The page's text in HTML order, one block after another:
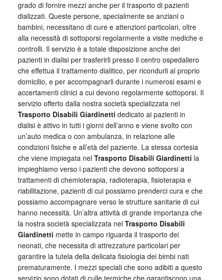
grado di fornire mezzi anche per il trasporto di pazienti
dializzati. Queste persone, specialmente se anziani o
bambini, necessitano di cure e attenzioni particolari, oltre
alla necessità di sottoporsi regolarmente a visite mediche e
controlli. Il servizio è a totale disposizione anche dei
pazienti in dialisi per trasferirli presso il centro ospedaliero
che effettua il trattamento dialitico, per ricondurli al proprio
domicilio, e per accompagnarli durante i numerosi esami e
accertamenti clinici a cui devono regolarmente sottoporsi. Il
servizio offerto dalla nostra società specializzata nel
Trasporto Disabili Giardinetti dedicato ai pazienti in
dialisi è attivo in tutti i giorni dell’anno e viene svolto con
un’auto medica o con ambulanza, in relazione alle
condizioni fisiche e all’età del paziente. La stessa cortesia
che viene impiegata nel Trasporto Disabili Giardinetti la
impieghiamo verso i pazienti che devono sottoporsi a
trattamenti di chemioterapia, radioterapia, fisioterapia e
riabilitazione, pazienti di cui possiamo prenderci cura e che
possiamo accompagnare verso le strutture sanitarie di cui
hanno necessità. Un’altra attività di grande importanza che
la nostra società specializzata nel Trasporto Disabili
Giardinetti mette in campo riguarda il trasporto dei
neonati, che necessita di attrezzature particolari per
garantire la tutela della delicata fisiologia dei bimbi nati
prematuramente. I mezzi speciali che sono adibiti a questo